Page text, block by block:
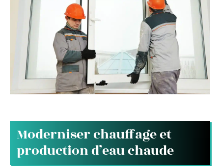
Moderniser chauffage et
production d’eau chaude